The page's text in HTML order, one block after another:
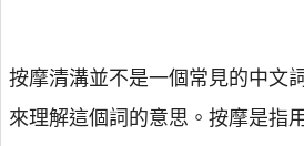
按摩清溝並不是一個常見的中文
來理解這個詞的意思。按摩是指